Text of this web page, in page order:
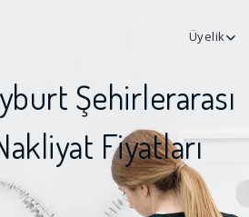
Üyelik
Şehirlerarası
Fiyatları